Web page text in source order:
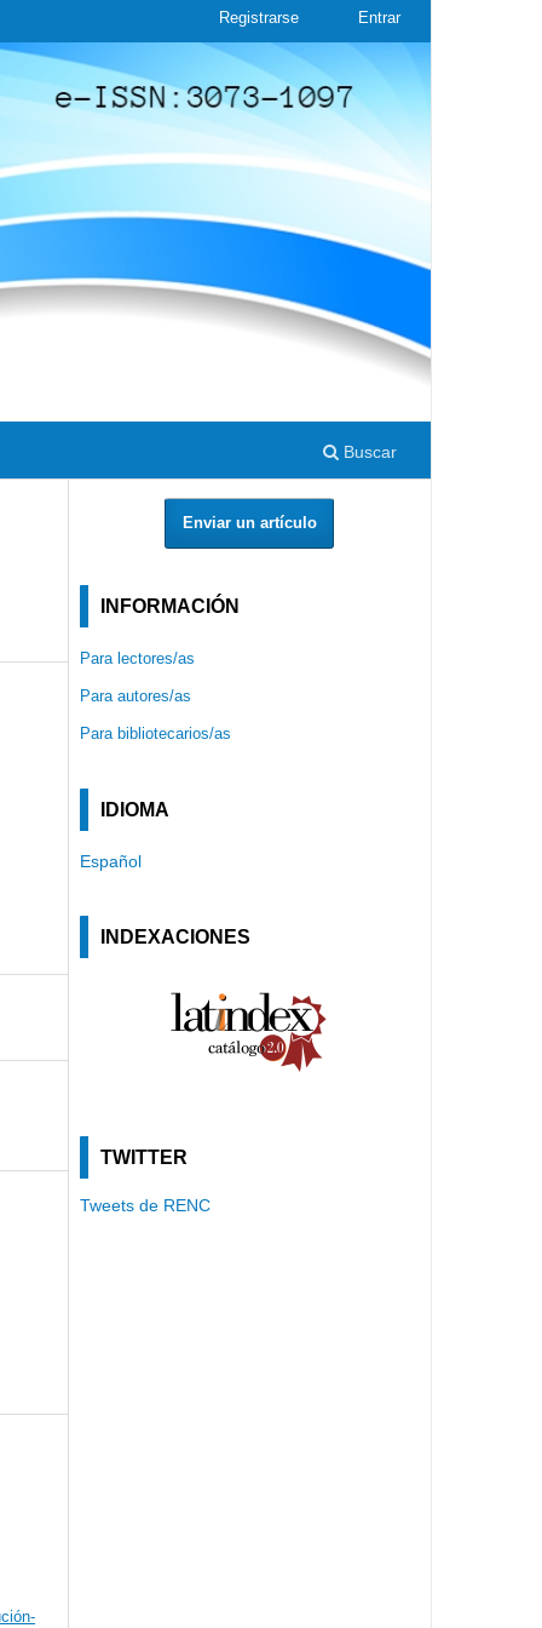
Buscar
Registrarse Entrar
Enviar un artículo
INFORMACIÓN
Para lectores/as
Para autores/as
Para bibliotecarios/as
IDIOMA
Español
INDEXACIONES
TWITTER
Tweets de RENC